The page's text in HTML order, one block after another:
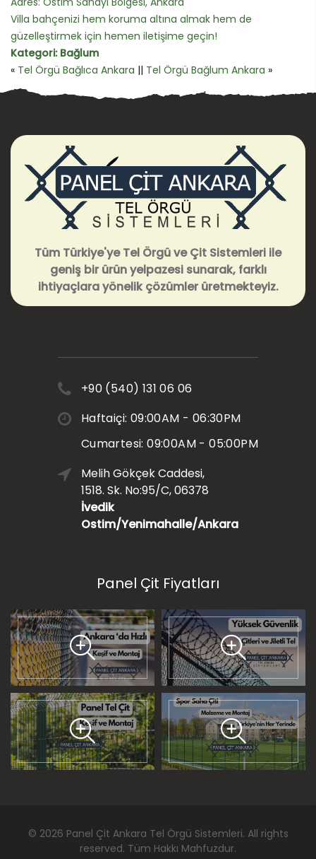
Villa bahçenizi hem koruma altına almak hem de
güzelleştirmek için hemen iletişime geçin!
Kategori: Bağlum
« Tel Örgü Bağlıca Ankara || Tel Örgü Bağlum Ankara »
Tüm Türkiye'ye Tel Örgü ve Çit Sistemleri ile
geniş bir ürün yelpazesi sunarak, farklı
ihtiyaçlara yönelik çözümler üretmekteyiz.
+90 (540) 131 06 06
Haftaiçi: 09:00AM - 06:30PM
Cumartesi: 09:00AM - 05:00PM
Melih Gökçek Caddesi,
1518. Sk. No:95/C, 06378
İvedik
Ostim/Yenimahalle/Ankara
Panel Çit Fiyatları
© 2026 Panel Çit Ankara Tel Örgü Sistemleri. All rights
reserved. Tüm Hakkı Mahfuzdur.